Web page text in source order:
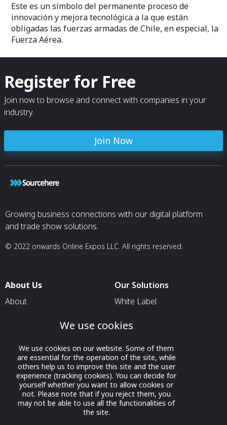
Este es un símbolo del permanente proceso de
innovación y mejora tecnológica a la que están
obligadas las fuerzas armadas de Chile, en especial, la
Fuerza Aérea.
Register for Free
Join now to browse and connect with companies in your
industry.
Join Now
Growing business connections with our digital platform
and trade show solutions.
© 2022 onwards Online Expos LLC. All rights reserved.
About Us
About
Contact Us
Our Solutions
White Label
For Exhibitors Attending an
Event
For States
For Media Partners
Socials
We use cookies
We use cookies on our website. Some of them
are essential for the operation of the site, while
others help us to improve this site and the user
experience (tracking cookies). You can decide for
yourself whether you want to allow cookies or
not. Please note that if you reject them, you
may not be able to use all the functionalities of
the site.